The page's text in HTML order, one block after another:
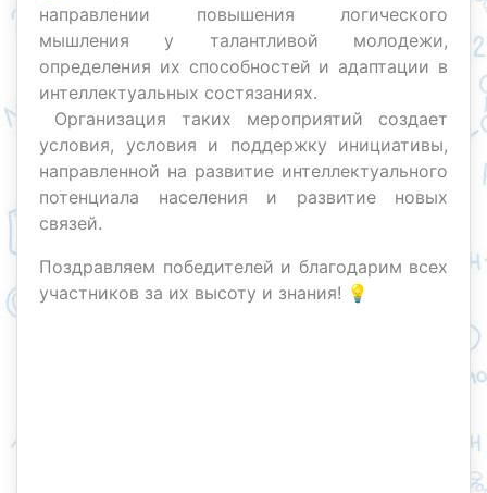
направлении повышения логического
мышления у талантливой молодежи,
определения их способностей и адаптации в
интеллектуальных состязаниях.
Организация таких мероприятий создает
условия, условия и поддержку инициативы,
направленной на развитие интеллектуального
потенциала населения и развитие новых
связей.
Поздравляем победителей и благодарим всех
участников за их высоту и знания! 💡